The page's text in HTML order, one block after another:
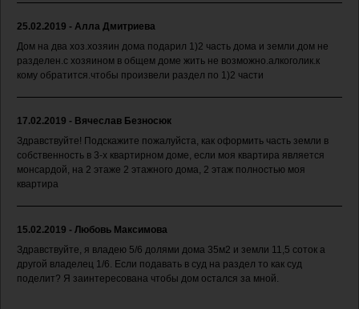
25.02.2019 - Алла Дмитриева
Дом на два хоз.хозяин дома подарил 1)2 часть дома и земли.дом не
разделен.с хозяином в общем доме жить не возможно.алкоголик.к
кому обратится.чтобы произвели раздел по 1)2 части
17.02.2019 - Вячеслав Безносюк
Здравствуйте! Подскажите пожалуйста, как оформить часть земли в
собственность в 3-х квартирном доме, если моя квартира является
монсардой, на 2 этаже 2 этажного дома, 2 этаж полностью моя
квартира
15.02.2019 - Любовь Максимова
Здравствуйте, я владею 5/6 долями дома 35м2 и земли 11,5 соток а
другой владелец 1/6. Если подавать в суд на раздел то как суд
поделит? Я заинтересована чтобы дом остался за мной.